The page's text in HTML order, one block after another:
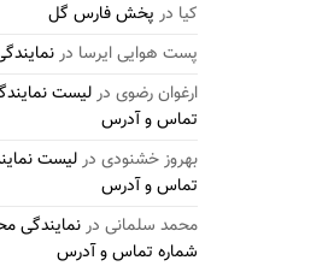
کیا در پخش فارس گل
پست هوایی ایرسا در
ارغوان رضوی درلیست
تماس و آدرس
بهروز خشنودی درلیست
تماس و آدرس
محمد سلمانی درنمایندگی
شماره تماس و آدرس